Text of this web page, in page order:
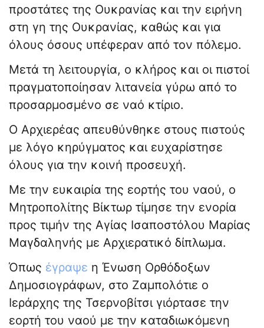
προστάτες της Ουκρανίας και την ειρήνη
στη γη της Ουκρανίας, καθώς και για
όλους όσους υπέφεραν από τον πόλεμο.
Μετά τη λειτουργία, ο κλήρος και οι πιστοί
πραγματοποίησαν λιτανεία γύρω από το
προσαρμοσμένο σε ναό κτίριο.
Ο Αρχιερέας απευθύνθηκε στους πιστούς
με λόγο κηρύγματος και ευχαρίστησε
όλους για την κοινή προσευχή.
Με την ευκαιρία της εορτής του ναού, ο
Μητροπολίτης Βίκτωρ τίμησε την ενορία
προς τιμήν της Αγίας Ισαποστόλου Μαρίας
Μαγδαληνής με Αρχιερατικό δίπλωμα.
Όπως έγραψε η Ένωση Ορθόδοξων
Δημοσιογράφων, στο Ζαμπολότιε ο
Ιεράρχης της Τσερνοβίτσι γιόρτασε την
εορτή του ναού με την καταδιωκόμενη